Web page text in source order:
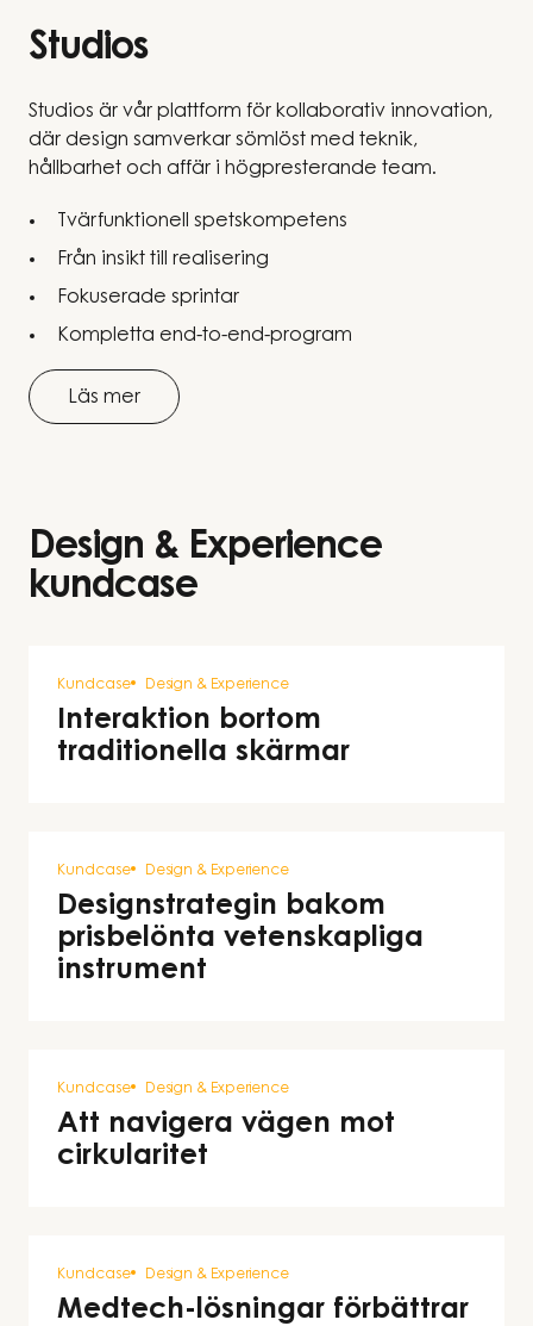
Studios
Studios är vår plattform för kollaborativ innovation,
där design samverkar sömlöst med teknik,
hållbarhet och affär i högpresterande team.
Tvärfunktionell spetskompetens
Från insikt till realisering
Fokuserade sprintar
Kompletta end-to-end-program
Läs mer
Design & Experience
kundcase
Kundcase Design & Experience
Interaktion bortom
traditionella skärmar
Kundcase Design & Experience
Designstrategin bakom
prisbelönta vetenskapliga
instrument
Kundcase Design & Experience
Att navigera vägen mot
cirkularitet
Kundcase Design & Experience
Medtech-lösningar förbättrar